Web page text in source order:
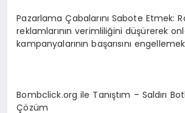
Pazarlama Çabalarını Sabote Etmek:
reklamlarının verimliliğini düşürerek
kampanyalarının başarısını
Bombclick.org ile Tanıştım – Saldırı
Çözüm